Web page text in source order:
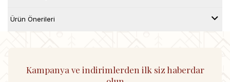
Ürün Önerileri
Kampanya ve indirimlerden ilk siz haberdar